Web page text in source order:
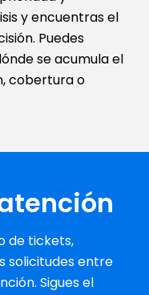
y encuentras el
Puedes
se acumula el
cobertura o
de tickets,
solicitudes entre
Sigues el